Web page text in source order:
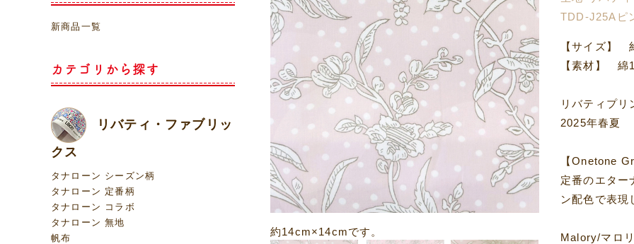
約14cm×14cmです。
TDD-J25Aピ
【サイズ】
【素材】
リバティプ
2025年春夏
【Onetone
定番のエター
ン配色で表
Malory/マロ
新商品一覧
カテゴリから探す
リバティ・ファブリッ
クス
タナローン シーズン柄
タナローン 定番柄
タナローン コラボ
タナローン 無地
帆布